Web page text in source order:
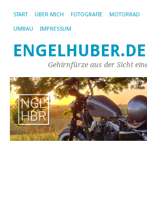
START ÜBER MICH FOTOGRAFIE MOTORRAD
UMBAU IMPRESSUM
Gehirnfürze aus der Sicht